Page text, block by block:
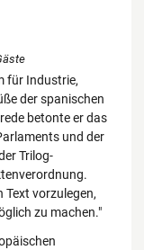
für Industrie,
der spanischen
betonte er das
und der
Trilog-
Text vorzulegen,
zu machen."